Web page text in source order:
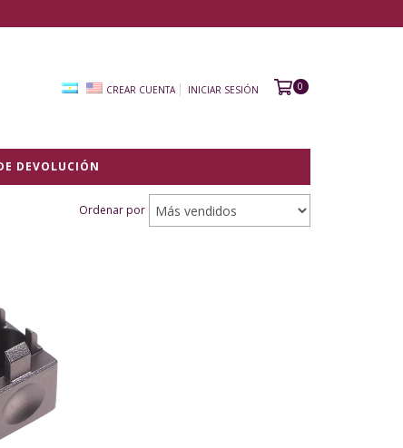
CREAR CUENTA INICIAR SESIÓN 0
DEVOLUCIÓN
Ordenar por